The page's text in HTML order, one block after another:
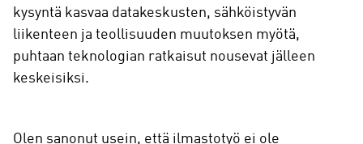
kysyntä kasvaa datakeskusten, sähköistyvän
liikenteen ja teollisuuden muutoksen myötä,
puhtaan teknologian ratkaisut nousevat jälleen
keskeisiksi.
Olen sanonut usein, että ilmastotyö ei ole